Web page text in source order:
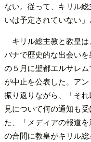
ない。従って、キリル
いは予定されていない」
キリル総主教と教皇
バナで歴史的な出会い
の５月に聖都エルサレ
が中止を公表した。ア
振り返りながら、「そ
見について何の通知も
た、「メディアの報道
の合間に教皇がキリル